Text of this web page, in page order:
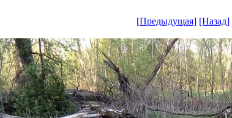
[Предыдущая] [Назад]